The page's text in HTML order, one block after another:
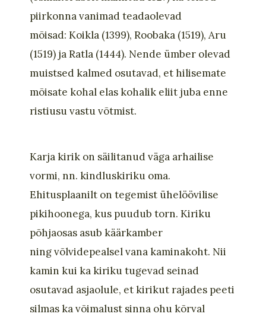
piirkonna vanimad teadaolevad
mõisad: Koikla (1399), Roobaka (1519), Aru
(1519) jaRatla (1444). Nende ümber olevad
muistsed kalmed osutavad, et hilisemate
mõisate kohal elas kohalik eliit juba enne
ristiusu vastu võtmist.
Karja kirik on säilitanud väga arhailise
vormi, nn. kindluskiriku oma.
Ehitusplaanilt on tegemist ühelöövilise
pikihoonega, kus puudub torn. Kiriku
põhjaosas asub käärkamber
ningvõlvidepealselvana kaminakoht. Nii
kamin kui ka kiriku tugevad seinad
osutavad asjaolule, et kirikut rajades peeti
silmas ka võimalust sinna ohu kõrval